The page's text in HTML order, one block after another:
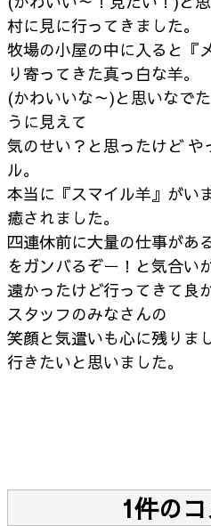
村に見に行ってきました。
牧場の小屋の中に入ると『
り寄ってきた真っ白な羊。
(かわいいな～)と思いなで
うに見えて
気のせい？と思ったけど や
ル。
本当に『スマイル羊』がい
癒されました。
四連休前に大量の仕事があ
をガンバるぞー！と気合い
遠かったけど行ってきて良
スタッフのみなさんの
笑顔と気遣いも心に残りま
行きたいと思いました。
1件の